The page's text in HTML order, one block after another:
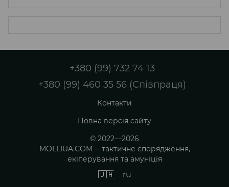
+380 (99) 732 74 13
+380 (99) 460 35 56 (Співпраця)
Контакти
Повна версія сайту
© 2022—2026
MOLLIUA.COM ─ тактичне спорядження,
екіперування та амуніція
🇺🇦 ru